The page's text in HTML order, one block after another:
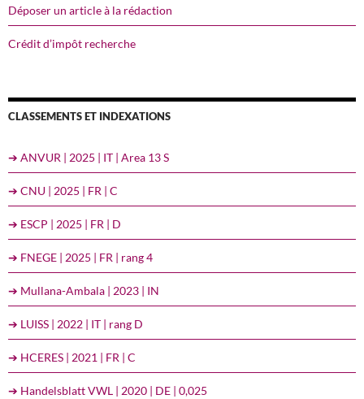
Déposer un article à la rédaction
Crédit d’impôt recherche
CLASSEMENTS ET INDEXATIONS
➔ ANVUR | 2025 | IT | Area 13 S
➔ CNU | 2025 | FR | C
➔ ESCP | 2025 | FR | D
➔ FNEGE | 2025 | FR | rang 4
➔ Mullana-Ambala | 2023 | IN
➔ LUISS | 2022 | IT | rang D
➔ HCERES | 2021 | FR | C
➔ Handelsblatt VWL | 2020 | DE | 0,025